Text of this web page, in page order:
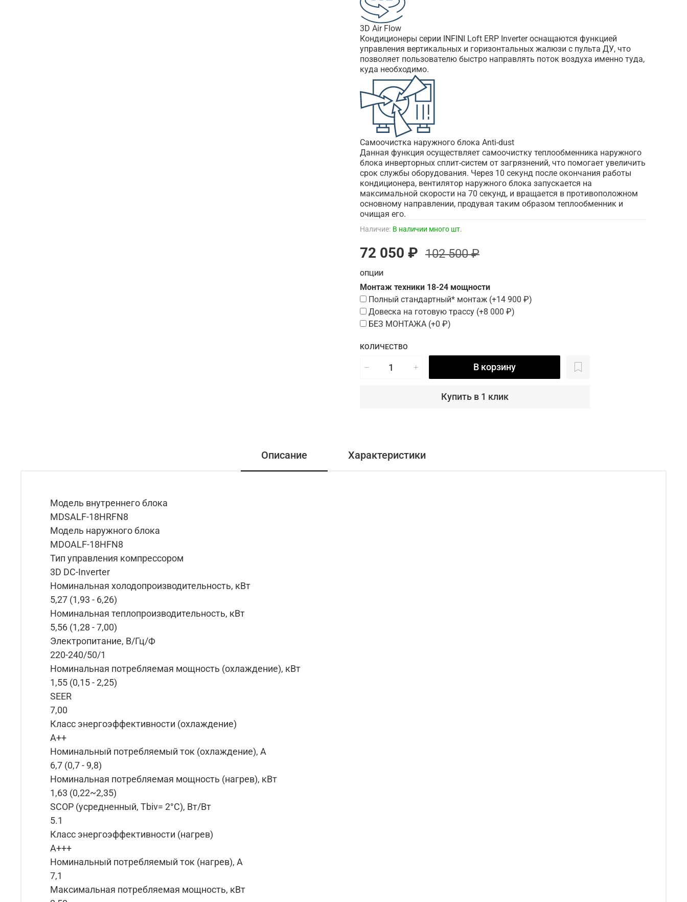
Наличие: В наличии много шт.
72 050 ₽ 102 500 ₽
КОЛИЧЕСТВО
В корзину
Купить в 1 клик
ОПЦИИ
Монтаж техники 18-24 мощности
Полный стандартный* монтаж (+14 900 ₽)
Довеска на готовую трассу (+8 000 ₽)
БЕЗ МОНТАЖА (+0 ₽)
3D Air Flow
Кондиционеры серии INFINI Loft ERP Inverter оснащаются функцией
управления вертикальных и горизонтальных жалюзи с пульта ДУ, что
позволяет пользователю быстро направлять поток воздуха именно туда,
куда необходимо.
Cамоочистка наружного блока Anti-dust
Данная функция осуществляет самоочистку теплообменника наружного
блока инверторных сплит-систем от загрязнений, что помогает увеличить
срок службы оборудования. Через 10 секунд после окончания работы
кондиционера, вентилятор наружного блока запускается на
максимальной скорости на 70 секунд, и вращается в противоположном
основному направлении, продувая таким образом теплообменник и
очищая его.
Описание Характеристики
Модель внутреннего блока
MDSALF-18HRFN8
Модель наружного блока
MDOALF-18HFN8
Тип управления компрессором
3D DC-Inverter
Номинальная холодопроизводительность, кВт
5,27 (1,93 - 6,26)
Номинальная теплопроизводительность, кВт
5,56 (1,28 - 7,00)
Электропитание, В/Гц/Ф
220-240/50/1
Номинальная потребляемая мощность (охлаждение), кВт
1,55 (0,15 - 2,25)
SEER
7,00
Класс энергоэффективности (охлаждение)
A++
Номинальный потребляемый ток (охлаждение), А
6,7 (0,7 - 9,8)
Номинальная потребляемая мощность (нагрев), кВт
1,63 (0,22~2,35)
SCOP (усредненный, Tbiv= 2°C), Вт/Вт
5.1
Класс энергоэффективности (нагрев)
A+++
Номинальный потребляемый ток (нагрев), А
7,1
Максимальная потребляемая мощность, кВт